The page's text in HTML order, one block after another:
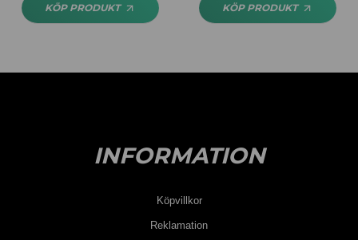
KÖP PRODUKT KÖP PRODUKT
INFORMATION
Köpvillkor
Reklamation